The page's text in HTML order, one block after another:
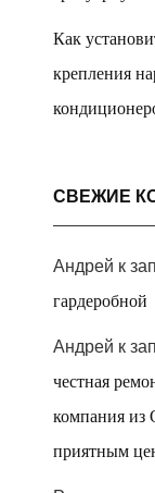
Как
крепления
СВЕЖИЕ
Андрей к
гардеробной
Андрей к
честная
компания из
приятным